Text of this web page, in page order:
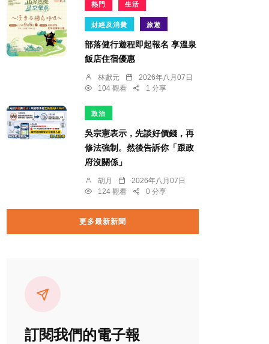
熱門 生活
財經及消費 旅遊
部落健行遊程即起報名 享溫泉
飯店住宿優惠
林獻元
2026年八月07日
104 觀看
1 分享
政治
吳宗憲表示，先談好價錢，再
修法強制。然後告訴你「跟政
府沒關係」
胡月
2026年八月07日
124 觀看
0 分享
更多最新新聞
訂閱我們的電子報